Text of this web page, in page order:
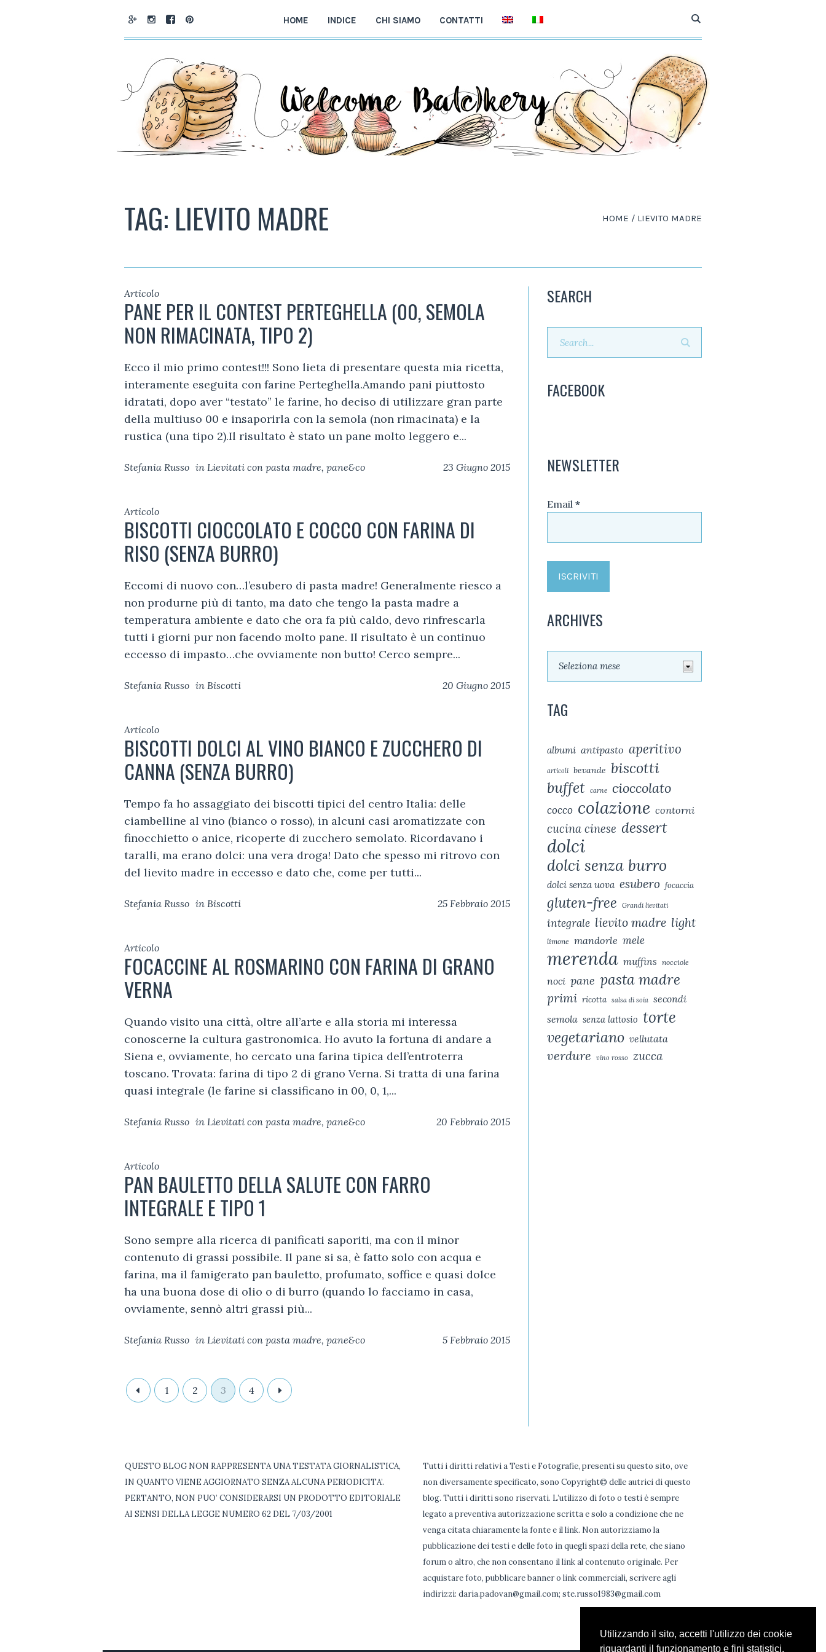
Utilizzando il sito, accetti l'utilizzo dei cookie
riguardanti il funzionamento e fini statistici.
HOME INDICE CHI SIAMO CONTATTI
TAG: LIEVITO MADRE HOME / LIEVITO MADRE
Articolo
PANE PER IL CONTEST PERTEGHELLA (00, SEMOLA
NON RIMACINATA, TIPO 2)
Ecco il mio primo contest!!! Sono lieta di presentare questa mia ricetta,
interamente eseguita con farine Perteghella.Amando pani piuttosto
idratati, dopo aver “testato” le farine, ho deciso di utilizzare gran parte
della multiuso 00 e insaporirla con la semola (non rimacinata) e la
rustica (una tipo 2).Il risultato è stato un pane molto leggero e...
23 Giugno 2015
Stefania Russo in Lievitati con pasta madre, pane&co
Articolo
BISCOTTI CIOCCOLATO E COCCO CON FARINA DI
RISO (SENZA BURRO)
Eccomi di nuovo con…l’esubero di pasta madre! Generalmente riesco a
non produrne più di tanto, ma dato che tengo la pasta madre a
temperatura ambiente e dato che ora fa più caldo, devo rinfrescarla
tutti i giorni pur non facendo molto pane. Il risultato è un continuo
eccesso di impasto…che ovviamente non butto! Cerco sempre...
20 Giugno 2015
Stefania Russo in Biscotti
Articolo
BISCOTTI DOLCI AL VINO BIANCO E ZUCCHERO DI
CANNA (SENZA BURRO)
Tempo fa ho assaggiato dei biscotti tipici del centro Italia: delle
ciambelline al vino (bianco o rosso), in alcuni casi aromatizzate con
finocchietto o anice, ricoperte di zucchero semolato. Ricordavano i
taralli, ma erano dolci: una vera droga! Dato che spesso mi ritrovo con
del lievito madre in eccesso e dato che, come per tutti...
25 Febbraio 2015
Stefania Russo in Biscotti
Articolo
FOCACCINE AL ROSMARINO CON FARINA DI GRANO
VERNA
Quando visito una città, oltre all’arte e alla storia mi interessa
conoscerne la cultura gastronomica. Ho avuto la fortuna di andare a
Siena e, ovviamente, ho cercato una farina tipica dell’entroterra
toscano. Trovata: farina di tipo 2 di grano Verna. Si tratta di una farina
quasi integrale (le farine si classificano in 00, 0, 1,...
20 Febbraio 2015
Stefania Russo in Lievitati con pasta madre, pane&co
Articolo
PAN BAULETTO DELLA SALUTE CON FARRO
INTEGRALE E TIPO 1
Sono sempre alla ricerca di panificati saporiti, ma con il minor
contenuto di grassi possibile. Il pane si sa, è fatto solo con acqua e
farina, ma il famigerato pan bauletto, profumato, soffice e quasi dolce
ha una buona dose di olio o di burro (quando lo facciamo in casa,
ovviamente, sennò altri grassi più...
5 Febbraio 2015
Stefania Russo in Lievitati con pasta madre, pane&co
1 2 3 4
SEARCH
FACEBOOK
NEWSLETTER
Email *
ARCHIVES
TAG
albumi antipasto aperitivo
articoli bevande biscotti
buffet carne cioccolato
cocco colazione contorni
cucina cinese dessert
dolci
dolci senza burro
dolci senza uova esubero focaccia
gluten-free Grandi lievitati
integrale lievito madre light
limone mandorle mele
merenda muffins nocciole
noci pane pasta madre
primi ricotta salsa di soia secondi
semola senza lattosio torte
vegetariano vellutata
verdure vino rosso zucca
QUESTO BLOG NON RAPPRESENTA UNA TESTATA GIORNALISTICA,
IN QUANTO VIENE AGGIORNATO SENZA ALCUNA PERIODICITA’.
PERTANTO, NON PUO’ CONSIDERARSI UN PRODOTTO EDITORIALE
AI SENSI DELLA LEGGE NUMERO 62 DEL 7/03/2001
Tutti i diritti relativi a Testi e Fotografie, presenti su questo sito, ove
non diversamente specificato, sono Copyright© delle autrici di questo
blog. Tutti i diritti sono riservati. L’utilizzo di foto o testi è sempre
legato a preventiva autorizzazione scritta e solo a condizione che ne
venga citata chiaramente la fonte e il link. Non autorizziamo la
pubblicazione dei testi e delle foto in quegli spazi della rete, che siano
forum o altro, che non consentano il link al contenuto originale. Per
acquistare foto, pubblicare banner o link commerciali, scrivere agli
indirizzi: daria.padovan@gmail.com; ste.russo1983@gmail.com